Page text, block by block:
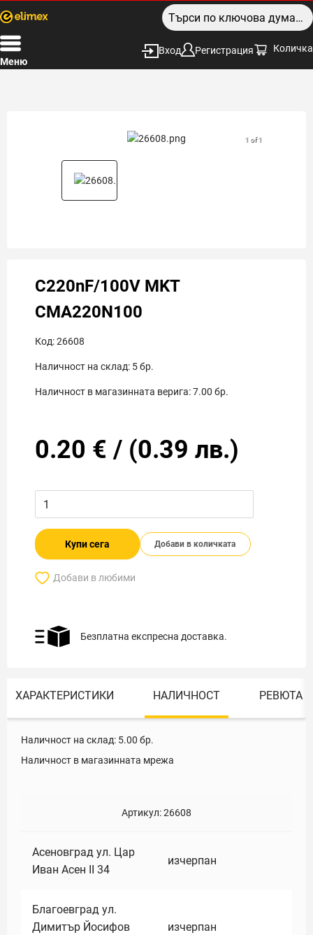
Меню
Вход Регистрация Количка
1 of 1
C220nF/100V MKT
CMA220N100
Код:26608
Наличност на склад: 5бр.
Наличност в магазинната верига:7.00 бр.
0.20 € / (0.39 лв.)
Купи сега Добави в количката
Добави в любими
Безплатна експресна доставка.
ХАРАКТЕРИСТИКИ НАЛИЧНОСТ РЕВЮТА
Наличност на склад: 5.00 бр.
Наличност в магазинната мрежа
Артикул:26608
Асеновград ул. Цар
Иван Асен II 34
изчерпан
Благоевград ул.
Димитър Йосифов
изчерпан